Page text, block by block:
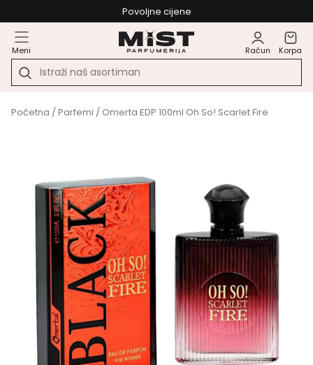
Povoljne cijene
Meni Račun Korpa
Početna /Parfemi / Omerta EDP 100ml Oh So! Scarlet Fire